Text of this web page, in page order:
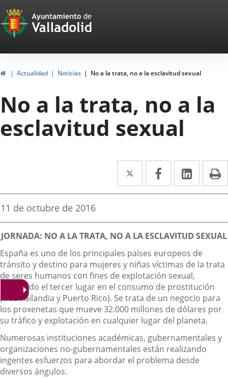
Portal
Web
del
Ayuntamiento
de
Valladolid
HomeActualidad Noticias No a la trata, no a la esclavitud sexual
No a la trata, no a la
esclavitud sexual
Twitter
Enlace
a
aplicación
externa.
Facebook
Enlace
a
aplicación
externa.
Enlace
a
Fecha
la
noticia
11 de octubre de 2016
Descripción
JORNADA: NO A LA TRATA, NO A LA ESCLAVITUD SEXUAL
España es uno de los principales países europeos de
tránsito y destino para mujeres y niñas víctimas de la trata
de seres humanos con fines de explotación sexual,
ocupando el tercer lugar en el consumo de prostitución
(tras Tailandia y Puerto Rico). Se trata de un negocio para
los proxenetas que mueve 32.000 millones de dólares por
su tráfico y explotación en cualquier lugar del planeta.
Numerosas instituciones académicas, gubernamentales y
organizaciones no-gubernamentales están realizando
ingentes esfuerzos para abordar el problema desde
diversos ángulos.